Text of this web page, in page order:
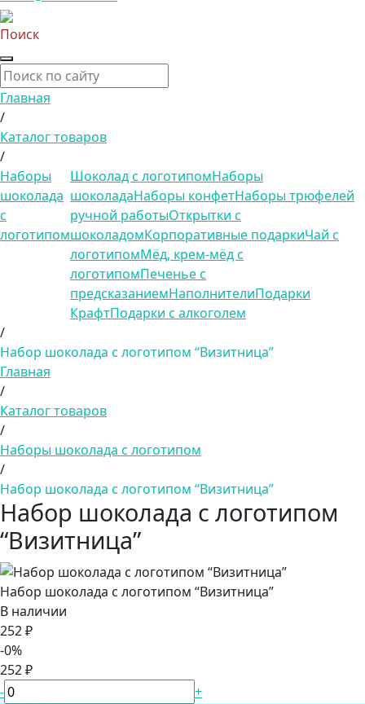
Поиск
Главная
/
Каталог товаров
/
Наборы
шоколада
с
логотипом
Шоколад с логотипомНаборы
шоколадаНаборы конфетНаборы трюфелей
ручной работыОткрытки с
шоколадомКорпоративные подаркиЧай с
логотипомМёд, крем-мёд с
логотипомПеченье с
предсказаниемНаполнителиПодарки
КрафтПодарки с алкоголем
/
Набор шоколада с логотипом “Визитница”
Главная
/
Каталог товаров
/
Наборы шоколада с логотипом
/
Набор шоколада с логотипом “Визитница”
Набор шоколада с логотипом
“Визитница”
Набор шоколада с логотипом “Визитница”
В наличии
252 ₽
-0%
252 ₽
-
+